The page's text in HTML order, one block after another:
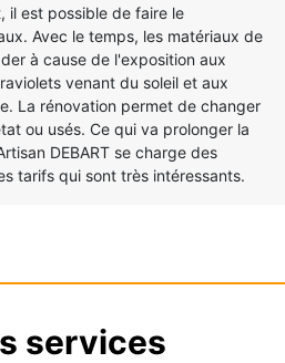
il est possible de faire le
Avec le temps, les matériaux de
à cause de l'exposition aux
venant du soleil et aux
La rénovation permet de changer
ou usés. Ce qui va prolonger la
DEBART se charge des
tarifs qui sont très intéressants.
services